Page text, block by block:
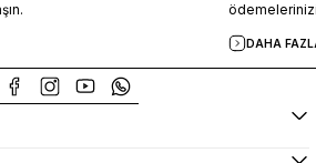
DAHA